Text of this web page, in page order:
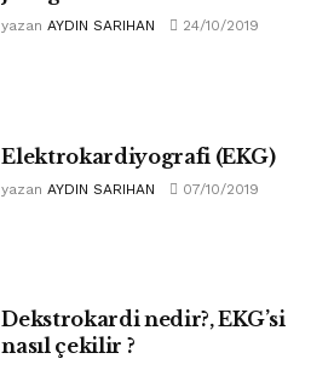
yazan AYDIN SARIHAN 24/10/2019
Elektrokardiyografi (EKG)
yazan AYDIN SARIHAN 07/10/2019
Dekstrokardi nedir?, EKG’si
nasıl çekilir ?